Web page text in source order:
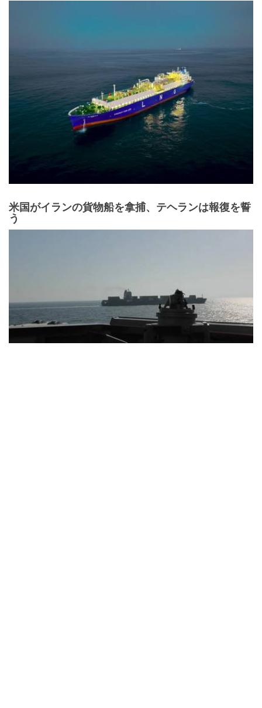
米国がイランの貨物船を拿捕、テヘランは報復を誓
う